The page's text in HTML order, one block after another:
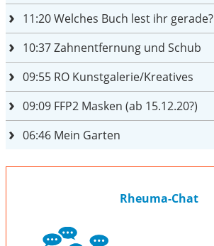
11:20Welches Buch lest ihr gerade?
10:37Zahnentfernung und Schub
09:55 RO Kunstgalerie/Kreatives
09:09 FFP2 Masken (ab 15.12.20?)
06:46 Mein Garten
Rheuma-Chat